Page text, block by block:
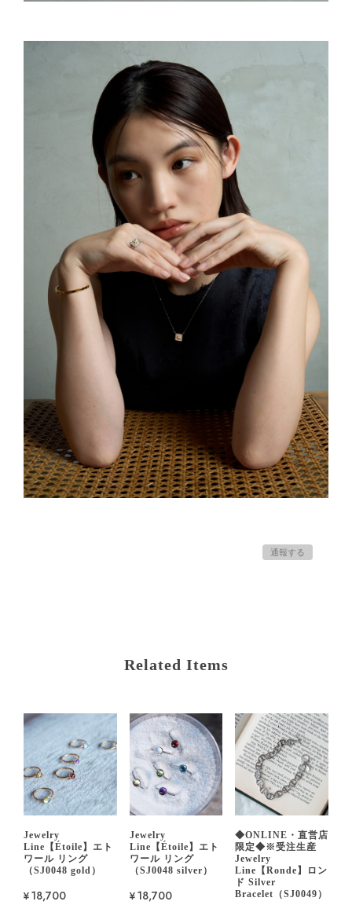
通報する
Related Items
Jewelry
Line【Étoile】エト
ワール リング
（SJ0048 gold）
¥18,700
Jewelry
Line【Étoile】エト
ワール リング
（SJ0048 silver）
¥18,700
◆ONLINE・直営店
限定◆※受注生産
Jewelry
Line【Ronde】ロン
ド Silver
Bracelet（SJ0049）